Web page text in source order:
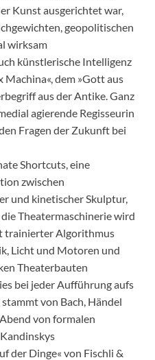
Kunst ausgerichtet war,
geopolitischen
wirksam
künstlerische Intelligenz
Machina«, dem »Gott aus
aus der Antike. Ganz
agierende Regisseurin
Fragen der Zukunft bei
Shortcuts, eine
zwischen
und kinetischer Skulptur,
Theatermaschinerie wird
trainierter Algorithmus
Licht und Motoren und
Theaterbauten
bei jeder Aufführung aufs
von Bach, Händel
von formalen
der Dinge« von Fischli &